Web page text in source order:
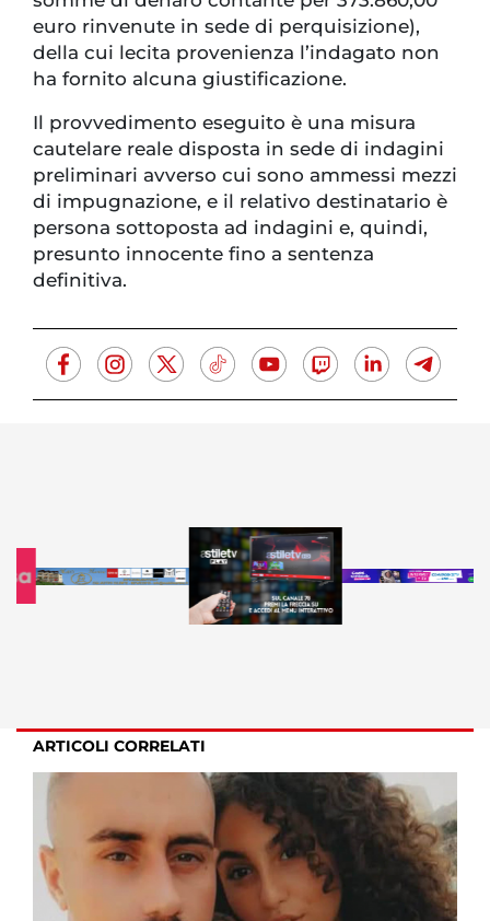
euro rinvenute in sede di perquisizione),
della cui lecita provenienza l’indagato non
ha fornito alcuna giustificazione.
Il provvedimento eseguito è una misura
cautelare reale disposta in sede di indagini
preliminari avverso cui sono ammessi mezzi
di impugnazione, e il relativo destinatario è
persona sottoposta ad indagini e, quindi,
presunto innocente fino a sentenza
definitiva.
ARTICOLI CORRELATI